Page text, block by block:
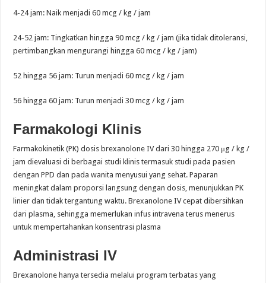
4-24 jam: Naik menjadi 60 mcg / kg / jam
24-52 jam: Tingkatkan hingga 90 mcg / kg / jam (jika tidak ditoleransi,
pertimbangkan mengurangi hingga 60 mcg / kg / jam)
52 hingga 56 jam: Turun menjadi 60 mcg / kg / jam
56 hingga 60 jam: Turun menjadi 30 mcg / kg / jam
Farmakologi Klinis
Farmakokinetik (PK) dosis brexanolone IV dari 30 hingga 270 μg / kg /
jam dievaluasi di berbagai studi klinis termasuk studi pada pasien
dengan PPD dan pada wanita menyusui yang sehat. Paparan
meningkat dalam proporsi langsung dengan dosis, menunjukkan PK
linier dan tidak tergantung waktu. Brexanolone IV cepat dibersihkan
dari plasma, sehingga memerlukan infus intravena terus menerus
untuk mempertahankan konsentrasi plasma
Administrasi IV
Brexanolone hanya tersedia melalui program terbatas yang